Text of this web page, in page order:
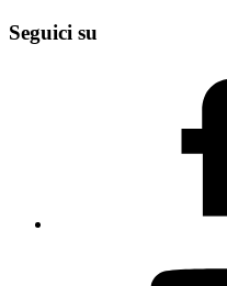
Seguici su